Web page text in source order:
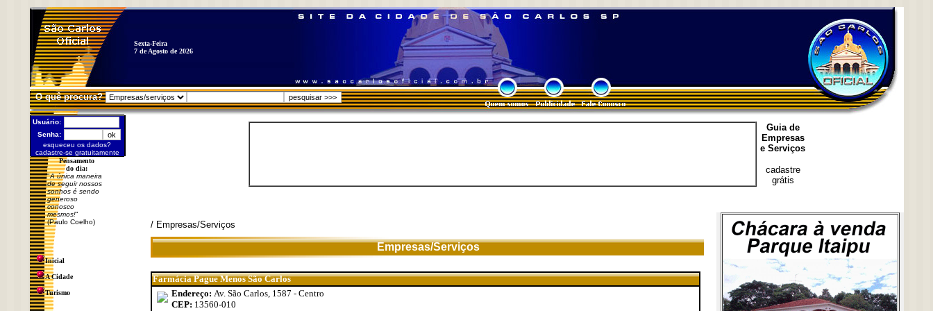
Sexta-Feira
7 de Agosto de 2026
O quê procura?
Usuário:
Senha:
esqueceu os dados?
cadastre-se gratuitamente
Pensamento
do dia:
"A única maneira
de seguir nossos
sonhos é sendo
generoso
conosco
mesmos!"
(Paulo Coelho)
Inicial
A Cidade
Turismo
Guia de
Empresas
e Serviços
cadastre
grátis
/ Empresas/Serviços
Empresas/Serviços
Farmácia Pague Menos São Carlos
Endereço: Av. São Carlos, 1587 - Centro
CEP: 13560-010